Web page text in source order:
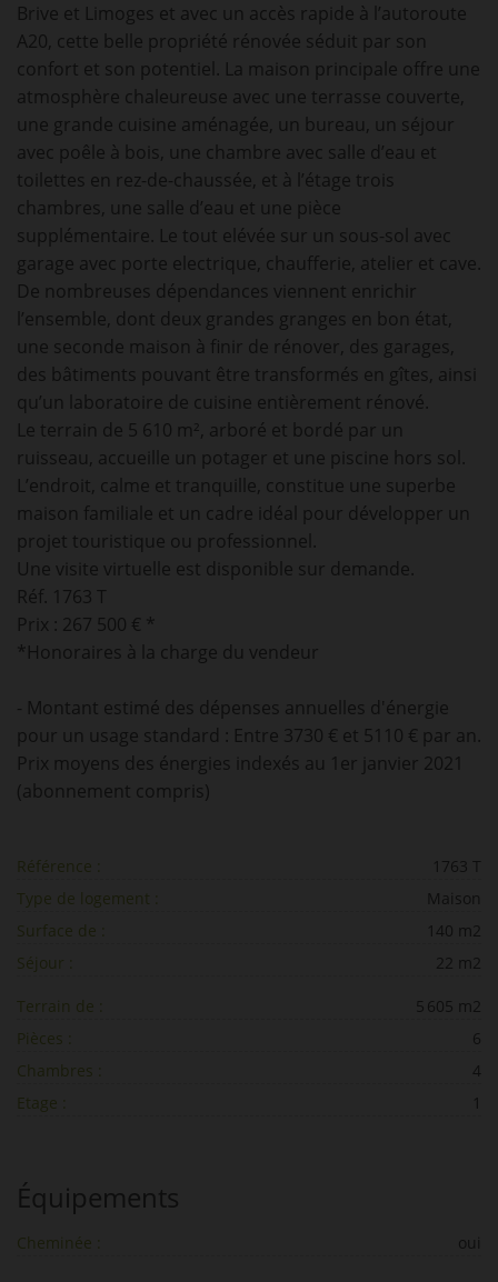
Brive et Limoges et avec un accès rapide à l’autoroute
A20, cette belle propriété rénovée séduit par son
confort et son potentiel. La maison principale offre une
atmosphère chaleureuse avec une terrasse couverte,
une grande cuisine aménagée, un bureau, un séjour
avec poêle à bois, une chambre avec salle d’eau et
toilettes en rez-de-chaussée, et à l’étage trois
chambres, une salle d’eau et une pièce
supplémentaire. Le tout elévée sur un sous-sol avec
garage avec porte electrique, chaufferie, atelier et cave.
De nombreuses dépendances viennent enrichir
l’ensemble, dont deux grandes granges en bon état,
une seconde maison à finir de rénover, des garages,
des bâtiments pouvant être transformés en gîtes, ainsi
qu’un laboratoire de cuisine entièrement rénové.
Le terrain de 5 610 m², arboré et bordé par un
ruisseau, accueille un potager et une piscine hors sol.
L’endroit, calme et tranquille, constitue une superbe
maison familiale et un cadre idéal pour développer un
projet touristique ou professionnel.
Une visite virtuelle est disponible sur demande.
Réf. 1763 T
Prix : 267 500 € *
*Honoraires à la charge du vendeur
- Montant estimé des dépenses annuelles d'énergie
pour un usage standard : Entre 3730 € et 5110 € par an.
Prix moyens des énergies indexés au 1er janvier 2021
(abonnement compris)
Référence :
1763 T
Type de logement :
Maison
Surface de :
140 m2
Séjour :
22 m2
Terrain de :
5 605 m2
Pièces :
6
Chambres :
4
Etage :
Équipements
Cheminée : oui